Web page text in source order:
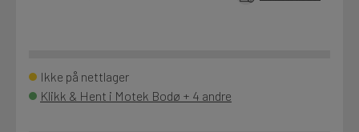
Ikke på nettlager
Klikk & Hent i Motek Bodø + 4 andre